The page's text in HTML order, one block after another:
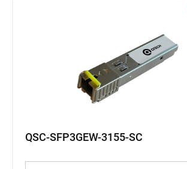
QSC-SFP3GEW-3155-SC